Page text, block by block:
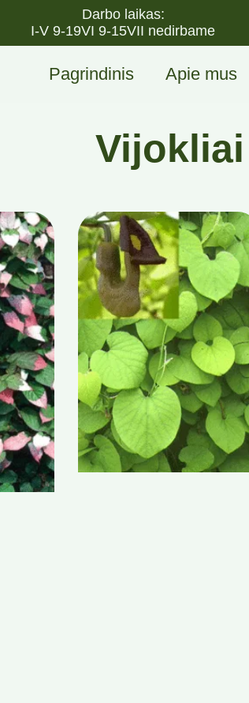
Darbo laikas:
I-V 9-19VI 9-15VII nedirbame
Pagrindinis Apie mus
Vijokliai